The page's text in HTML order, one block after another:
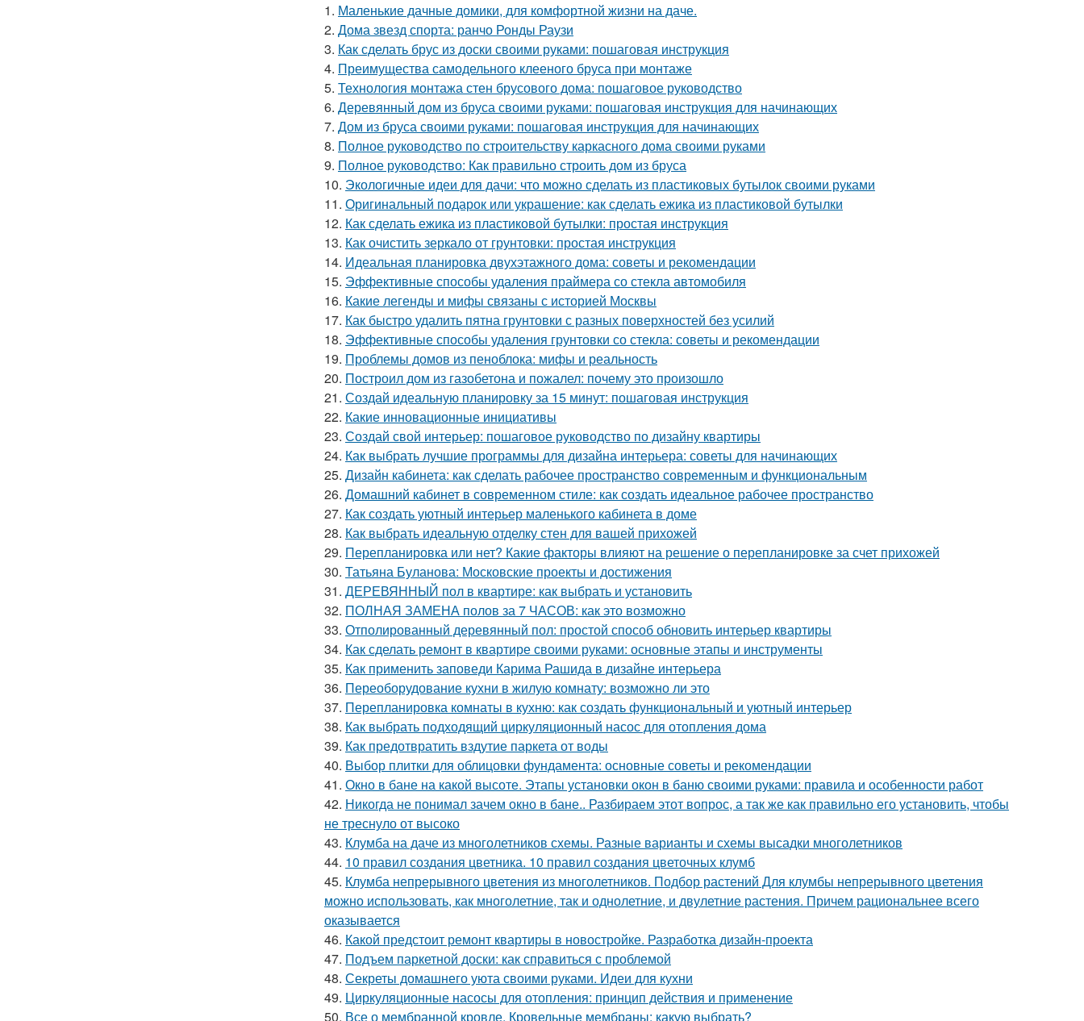
1. Маленькие дачные домики, для комфортной жизни на даче.
2. Дома звезд спорта: ранчо Ронды Раузи
3. Как сделать брус из доски своими руками: пошаговая инструкция
4. Преимущества самодельного клееного бруса при монтаже
5. Технология монтажа стен брусового дома: пошаговое руководство
6. Деревянный дом из бруса своими руками: пошаговая инструкция для начинающих
7. Дом из бруса своими руками: пошаговая инструкция для начинающих
8. Полное руководство по строительству каркасного дома своими руками
9. Полное руководство: Как правильно строить дом из бруса
10. Экологичные идеи для дачи: что можно сделать из пластиковых бутылок своими руками
11. Оригинальный подарок или украшение: как сделать ежика из пластиковой бутылки
12. Как сделать ежика из пластиковой бутылки: простая инструкция
13. Как очистить зеркало от грунтовки: простая инструкция
14. Идеальная планировка двухэтажного дома: советы и рекомендации
15. Эффективные способы удаления праймера со стекла автомобиля
16. Какие легенды и мифы связаны с историей Москвы
17. Как быстро удалить пятна грунтовки с разных поверхностей без усилий
18. Эффективные способы удаления грунтовки со стекла: советы и рекомендации
19. Проблемы домов из пеноблока: мифы и реальность
20. Построил дом из газобетона и пожалел: почему это произошло
21. Создай идеальную планировку за 15 минут: пошаговая инструкция
22. Какие инновационные инициативы
23. Создай свой интерьер: пошаговое руководство по дизайну квартиры
24. Как выбрать лучшие программы для дизайна интерьера: советы для начинающих
25. Дизайн кабинета: как сделать рабочее пространство современным и функциональным
26. Домашний кабинет в современном стиле: как создать идеальное рабочее пространство
27. Как создать уютный интерьер маленького кабинета в доме
28. Как выбрать идеальную отделку стен для вашей прихожей
29. Перепланировка или нет? Какие факторы влияют на решение о перепланировке за счет прихожей
30. Татьяна Буланова: Московские проекты и достижения
31. ДЕРЕВЯННЫЙ пол в квартире: как выбрать и установить
32. ПОЛНАЯ ЗАМЕНА полов за 7 ЧАСОВ: как это возможно
33. Отполированный деревянный пол: простой способ обновить интерьер квартиры
34. Как сделать ремонт в квартире своими руками: основные этапы и инструменты
35. Как применить заповеди Карима Рашида в дизайне интерьера
36. Переоборудование кухни в жилую комнату: возможно ли это
37. Перепланировка комнаты в кухню: как создать функциональный и уютный интерьер
38. Как выбрать подходящий циркуляционный насос для отопления дома
39. Как предотвратить вздутие паркета от воды
40. Выбор плитки для облицовки фундамента: основные советы и рекомендации
41. Окно в бане на какой высоте. Этапы установки окон в баню своими руками: правила и особенности работ
42. Никогда не понимал зачем окно в бане.. Разбираем этот вопрос, а так же как правильно его установить, чтобы
не треснуло от высоко
43. Клумба на даче из многолетников схемы. Разные варианты и схемы высадки многолетников
44. 10 правил создания цветника. 10 правил создания цветочных клумб
45. Клумба непрерывного цветения из многолетников. Подбор растений Для клумбы непрерывного цветения
можно использовать, как многолетние, так и однолетние, и двулетние растения. Причем рациональнее всего
оказывается
46. Какой предстоит ремонт квартиры в новостройке. Разработка дизайн-проекта
47. Подъем паркетной доски: как справиться с проблемой
48. Секреты домашнего уюта своими руками. Идеи для кухни
49. Циркуляционные насосы для отопления: принцип действия и применение
50. Все о мембранной кровле. Кровельные мембраны: какую выбрать?